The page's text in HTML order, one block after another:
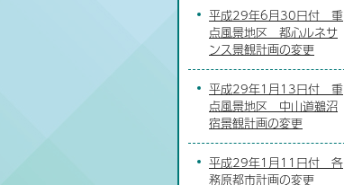
平成29年6月30日付 重
点風景地区 都心ルネサ
ンス景観計画の変更
平成29年1月13日付 重
点風景地区 中山道鵜沼
宿景観計画の変更
平成29年1月11日付 各
務原都市計画の変更